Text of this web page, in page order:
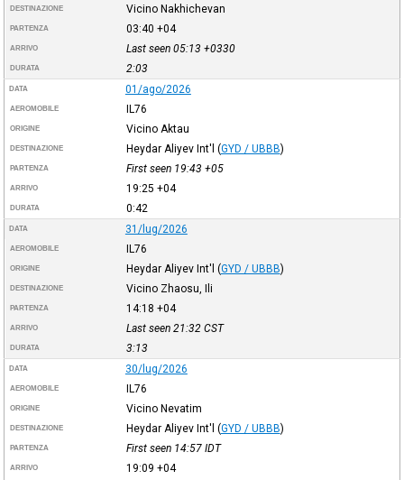
DESTINAZIONE Vicino Nakhichevan
PARTENZA 03:40 +04
ARRIVO Last seen 05:13 +0330
DURATA 2:03
DATA 01/ago/2026
AEROMOBILE IL76
ORIGINE Vicino Aktau
DESTINAZIONE Heydar Aliyev Int'l (GYD / UBBB)
PARTENZA First seen 19:43 +05
ARRIVO 19:25 +04
DURATA 0:42
DATA 31/lug/2026
AEROMOBILE IL76
ORIGINE Heydar Aliyev Int'l (GYD / UBBB)
DESTINAZIONE Vicino Zhaosu, Ili
PARTENZA 14:18 +04
ARRIVO Last seen 21:32 CST
DURATA 3:13
DATA 30/lug/2026
AEROMOBILE IL76
ORIGINE Vicino Nevatim
DESTINAZIONE Heydar Aliyev Int'l (GYD / UBBB)
PARTENZA First seen 14:57 IDT
ARRIVO 19:09 +04